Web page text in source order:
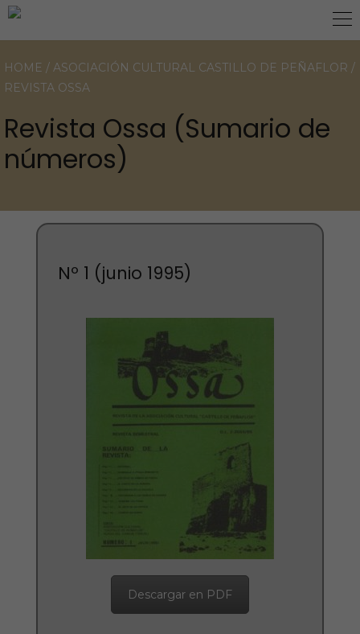
HOME / ASOCIACIÓN CULTURAL CASTILLO DE PEÑAFLOR /
REVISTA OSSA
Revista Ossa (Sumario de
números)
Nº 1 (junio 1995)
Descargar en PDF